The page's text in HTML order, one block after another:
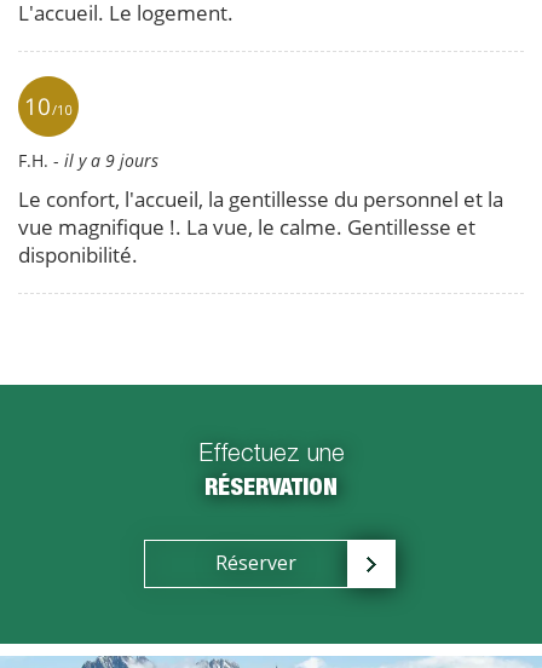
Effectuez une
RÉSERVATION
Réserver